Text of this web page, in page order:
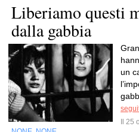
Liberiamo questi
dalla gabbia
un
Il 25